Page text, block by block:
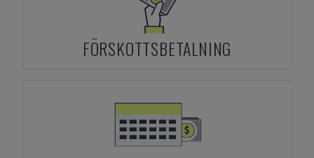
FÖRSKOTTSBETALNING